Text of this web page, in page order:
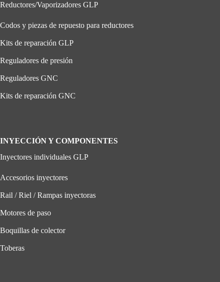
Reductores/Vaporizadores GLP
Codos y piezas de repuesto para reductores
Kits de reparación GLP
Reguladores de presión
Reguladores GNC
Kits de reparación GNC
INYECCIÓN Y COMPONENTES
Inyectores individuales GLP
Accesorios inyectores
Rail / Riel / Rampas inyectoras
Motores de paso
Boquillas de colector
Toberas